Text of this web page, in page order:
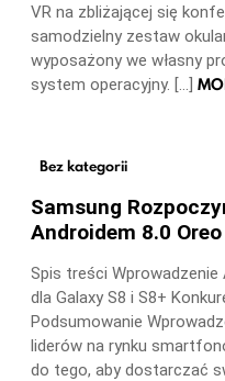
VR na zbliżającej się
samodzielny zestaw
wyposażony we własny
system operacyjny. […]
Bez kategorii
Samsung
Androidem 8.0
Spis treści Wprowadzenie
dla Galaxy S8 i S8+
Podsumowanie
liderów na rynku
do tego, aby dostarczać